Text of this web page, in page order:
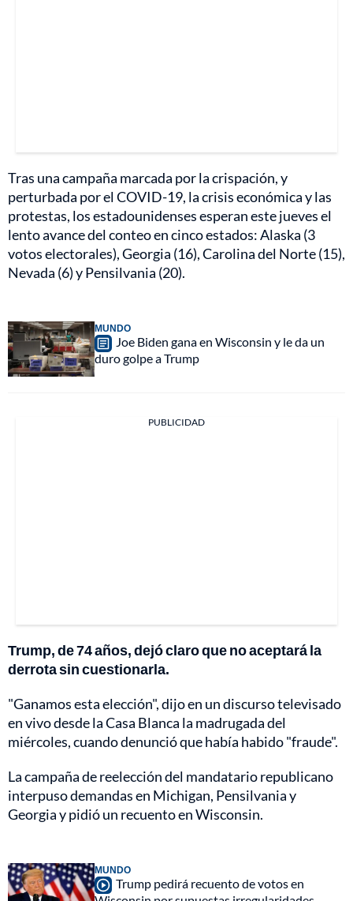
Tras una campaña marcada por la crispación, y
perturbada por el COVID-19, la crisis económica y las
protestas, los estadounidenses esperan este jueves el
lento avance del conteo en cinco estados: Alaska (3
votos electorales), Georgia (16), Carolina del Norte (15),
Nevada (6) y Pensilvania (20).
MUNDO
Joe Biden gana en Wisconsin y le da un
duro golpe a Trump
PUBLICIDAD
Trump, de 74 años, dejó claro que no aceptará la
derrota sin cuestionarla.
"Ganamos esta elección", dijo en un discurso televisado
en vivo desde la Casa Blanca la madrugada del
miércoles, cuando denunció que había habido "fraude".
La campaña de reelección del mandatario republicano
interpuso demandas en Michigan, Pensilvania y
Georgia y pidió un recuento en Wisconsin.
MUNDO
Trump pedirá recuento de votos en